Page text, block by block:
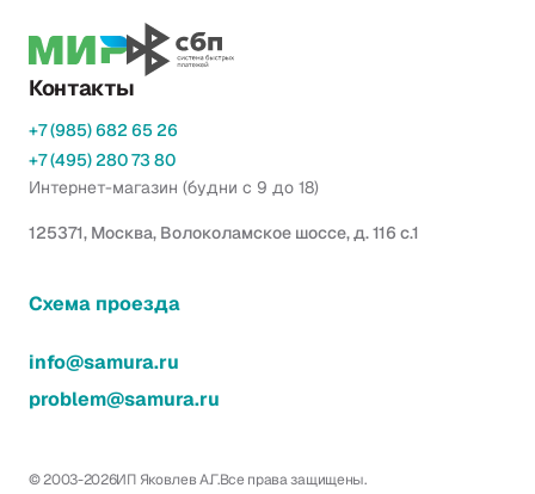
Контакты
+7 (985) 682 65 26
+7 (495) 280 73 80
Интернет-магазин (будни с 9 до 18)
125371, Москва, Волоколамское шоссе, д. 116 с.1
Схема проезда
info@samura.ru
problem@samura.ru
© 2003-2026ИП Яковлев А.Г.Все права защищены.